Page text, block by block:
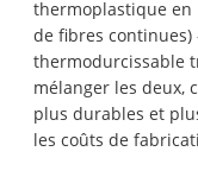
thermoplastique en
de fibres
thermodurcissable
mélanger les deux,
plus durables et
les coûts de